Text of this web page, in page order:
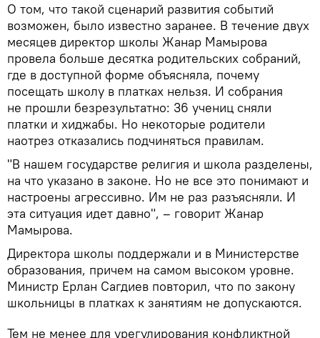
О том, что такой сценарий развития событий
возможен, было известно заранее. В течение двух
месяцев директор школы Жанар Мамырова
провела больше десятка родительских собраний,
где в доступной форме объясняла, почему
посещать школу в платках нельзя. И собрания
не прошли безрезультатно: 36 учениц сняли
платки и хиджабы. Но некоторые родители
наотрез отказались подчиняться правилам.
"В нашем государстве религия и школа разделены,
на что указано в законе. Но не все это понимают и
настроены агрессивно. Им не раз разъясняли. И
эта ситуация идет давно", – говорит Жанар
Мамырова.
Директора школы поддержали и в Министерстве
образования, причем на самом высоком уровне.
Министр Ерлан Сагдиев повторил, что по закону
школьницы в платках к занятиям не допускаются.
Тем не менее для урегулирования конфликтной